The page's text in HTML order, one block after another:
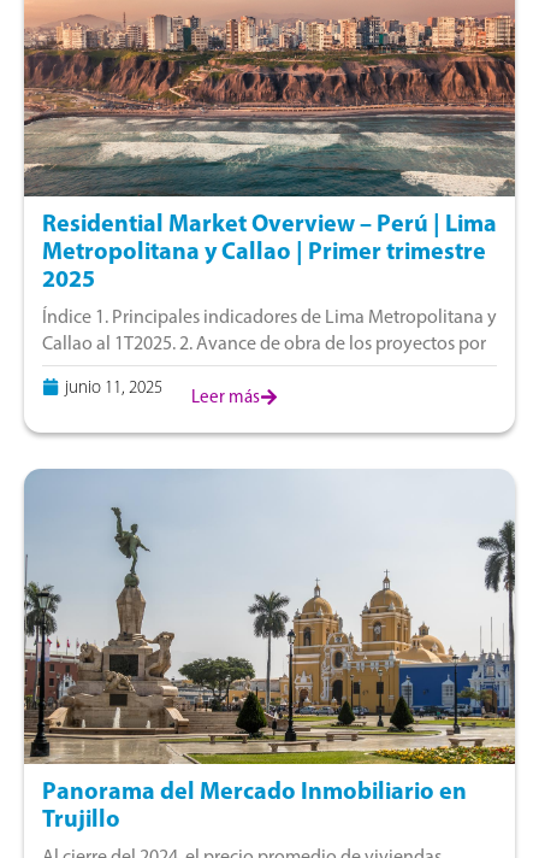
Residential Market Overview – Perú | Lima
Metropolitana y Callao | Primer trimestre
2025
Índice 1. Principales indicadores de Lima Metropolitana y
Callao al 1T2025. 2. Avance de obra de los proyectos por
agrupación distrital. 3. Participación de las unidades
según número de dormitorios.
junio 11, 2025 Leer más
Panorama del Mercado Inmobiliario en
Trujillo